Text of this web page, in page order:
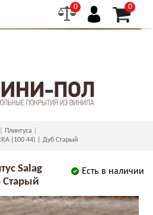
0 0
Плинтуса
(100 44) | Дуб Старый
Есть в наличии
Salag
Старый